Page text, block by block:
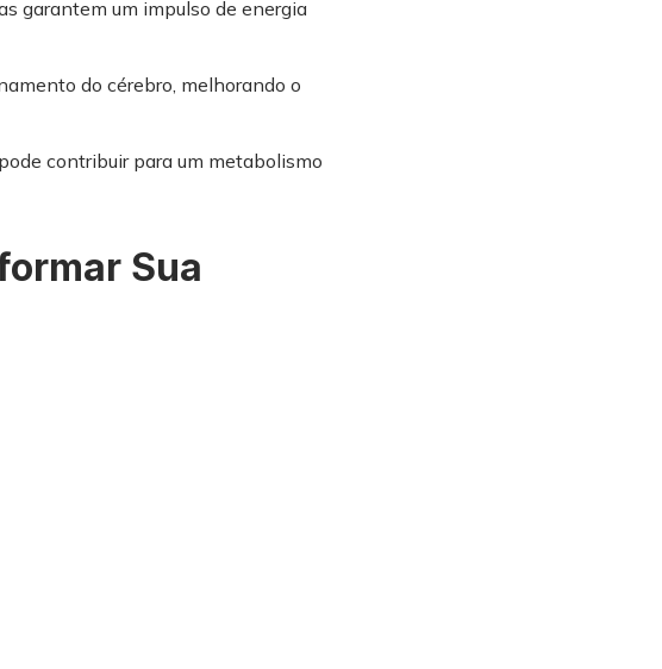
garantem um impulso de energia
do cérebro, melhorando o
contribuir para um metabolismo
Sua